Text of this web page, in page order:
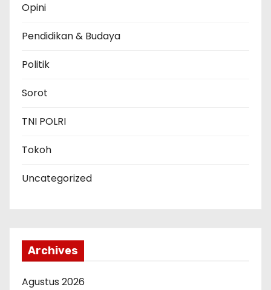
Opini
Pendidikan & Budaya
Politik
Sorot
TNI POLRI
Tokoh
Uncategorized
Archives
Agustus 2026